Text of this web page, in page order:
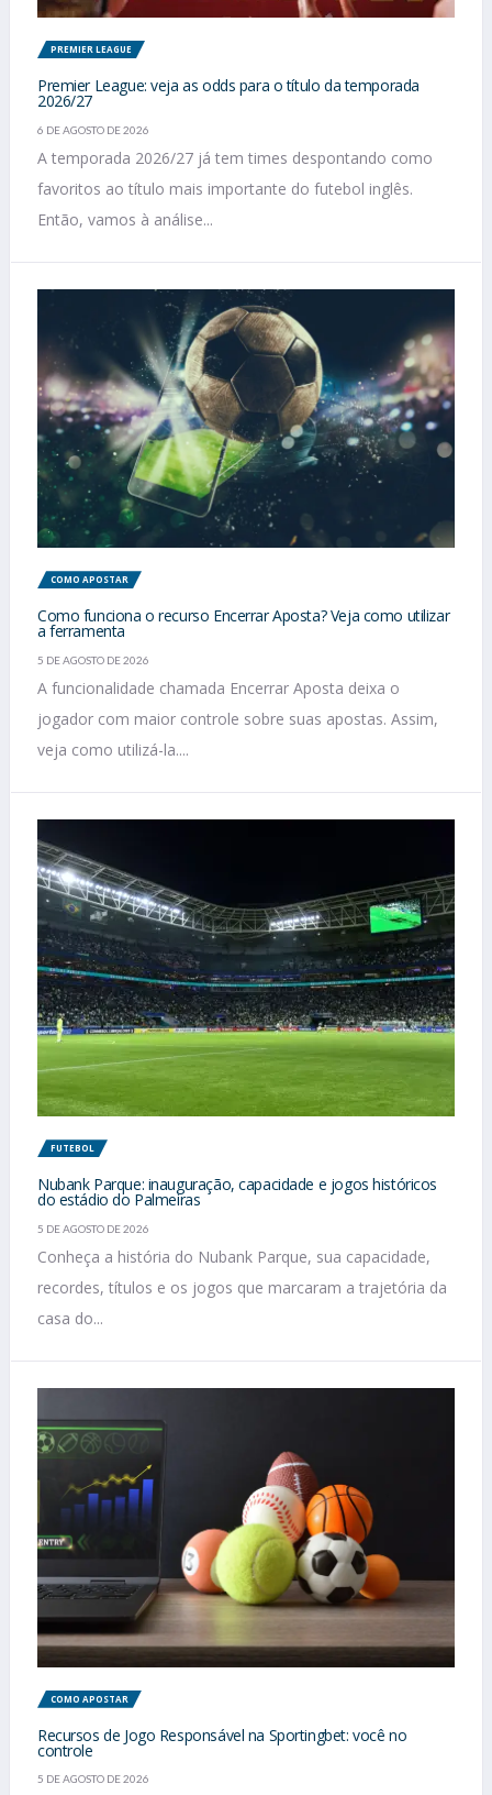
PREMIER LEAGUE
Premier League: veja as odds para o título da temporada
2026/27
6 DE AGOSTO DE 2026
A temporada 2026/27 já tem times despontando como
favoritos ao título mais importante do futebol inglês.
Então, vamos à análise...
COMO APOSTAR
Como funciona o recurso Encerrar Aposta? Veja como utilizar
a ferramenta
5 DE AGOSTO DE 2026
A funcionalidade chamada Encerrar Aposta deixa o
jogador com maior controle sobre suas apostas. Assim,
veja como utilizá-la....
FUTEBOL
Nubank Parque: inauguração, capacidade e jogos históricos
do estádio do Palmeiras
5 DE AGOSTO DE 2026
Conheça a história do Nubank Parque, sua capacidade,
recordes, títulos e os jogos que marcaram a trajetória da
casa do...
COMO APOSTAR
Recursos de Jogo Responsável na Sportingbet: você no
controle
5 DE AGOSTO DE 2026